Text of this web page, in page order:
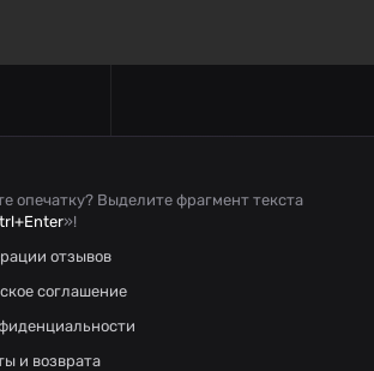
опечатку? Выделите фрагмент текста
»!
отзывов
соглашение
и возврата